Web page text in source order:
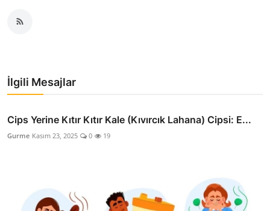
İlgili Mesajlar
Cips Yerine Kıtır Kıtır Kale (Kıvırcık Lahana) Cipsi: E...
Gurme Kasım 23, 2025 0 19